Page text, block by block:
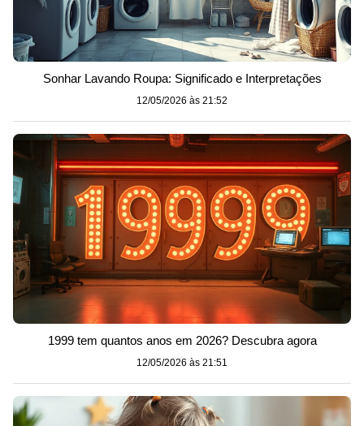
Sonhar Lavando Roupa: Significado e Interpretações
12/05/2026 às 21:52
1999 tem quantos anos em 2026? Descubra agora
12/05/2026 às 21:51